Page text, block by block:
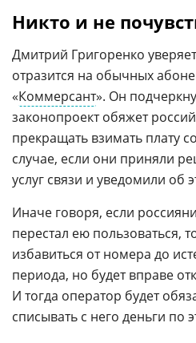
Никто и не
Дмитрий Григоренко
отразится на обычных
«Коммерсант». Он
законопроект обяжет
прекращать взимать плату
случае, если они приняли
услуг связи и уведомили об
Иначе говоря, если
перестал ею пользоваться,
избавиться от номера до
периода, но будет вправе
И тогда оператор будет
списывать с него деньги по